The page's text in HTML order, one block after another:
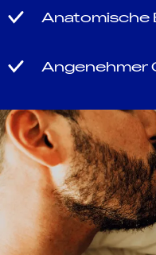
Anatomische
Angenehmer